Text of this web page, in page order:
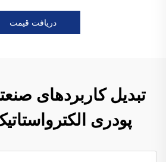
دریافت قیمت
تبدیل کاربردهای
پودری